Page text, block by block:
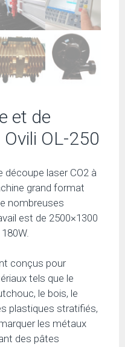
et de
OL-250
découpe laser CO2 à
grand format
nombreuses
est de 2500×1300
conçus pour
tels que le
le bois, le
plastiques stratifiés,
les métaux
des pâtes